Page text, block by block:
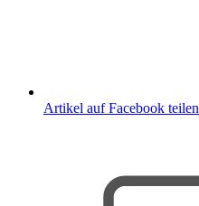
Artikel auf Facebook teilen